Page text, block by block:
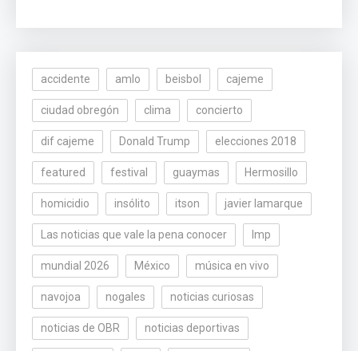
accidente amlo beisbol cajeme
ciudad obregón clima concierto
dif cajeme Donald Trump elecciones 2018
featured festival guaymas Hermosillo
homicidio insólito itson javier lamarque
Las noticias que vale la pena conocer lmp
mundial 2026 México música en vivo
navojoa nogales noticias curiosas
noticias de OBR noticias deportivas